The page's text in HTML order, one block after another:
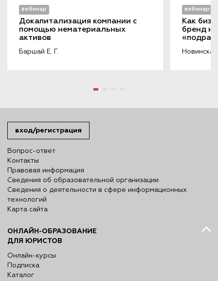
вебинар
Докапитализация компании с
помощью нематериальных
активов
Баршай Е. Г.
вебинар
Как
бренд
вход/регистрация
Вопрос-ответ
Контакты
Правовая информация
Сведения об образовательной организации
Сведения о деятельности в сфере информационных
технологий
Карта сайта
ОНЛАЙН-ОБРАЗОВАНИЕ
ДЛЯ ЮРИСТОВ
Онлайн-курсы
Подписка
Каталог